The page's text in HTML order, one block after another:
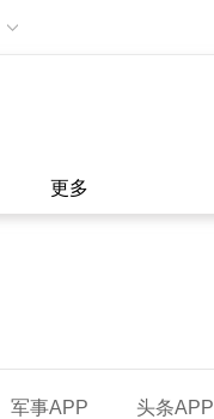
更多
军事APP 头条APP